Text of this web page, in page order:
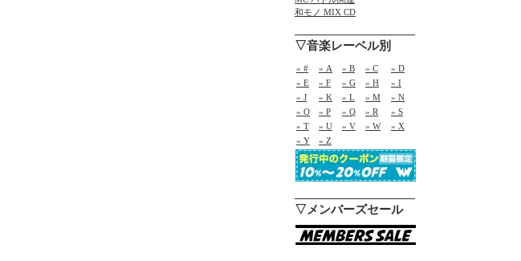
和モノ MIX CD
▽音楽レーベル別
» # » A » B » C
» D
» E
» F » G » H
» I
» J
» K » L » M
» N
» O
» P » Q » R
» S
» T
» U » V » W
» X
» Y
» Z
▽メンバーズセール